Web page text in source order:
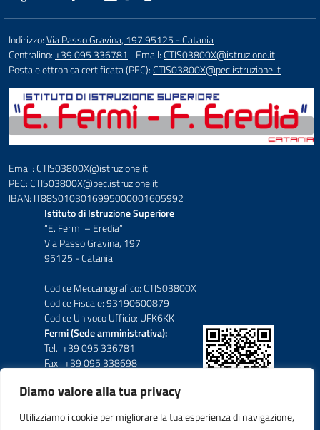
Diamo valore alla tua privacy
Utilizziamo i cookie per migliorare la tua esperienza di navigazione,
Indirizzo:Via Passo Gravina, 197 95125 - Catania
Centralino:+39 095 336781 Email:CTIS03800X@istruzione.it
Posta elettronica certificata (PEC):CTIS03800X@pec.istruzione.it
Email: CTIS03800X@istruzione.it
PEC: CTIS03800X@pec.istruzione.it
IBAN: IT88S0103016995000001605992
Istituto di Istruzione Superiore
“E. Fermi – Eredia”
Via Passo Gravina, 197
95125 - Catania
Codice Meccanografico: CTIS03800X
Codice Fiscale: 93190600879
Codice Univoco Ufficio: UFK6KK
Fermi (Sede amministrativa):
Tel.: +39 095 336781
Fax : +39 095 338698
Eredia-Deodato:
Tel.: +39 095 6136206